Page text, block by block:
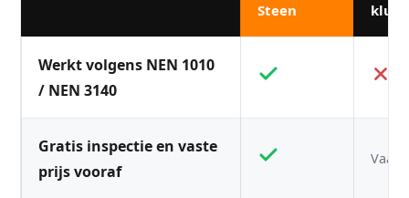
Steen
Werkt volgens NEN 1010
/ NEN 3140
Gratis inspectie en vaste
prijs vooraf
Vaak